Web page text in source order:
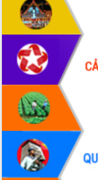
Lễ phát động chuỗi hoạt động chung
tay làm sạch môi trường
Xã Ea Kar bước chuyển mình trong
công tác cải cách hành chính mô hình
UBND tỉnh họp báo định kỳ tháng 4
năm 2026
Hội thảo khoa học “Giải pháp thúc đẩy
phát triển nền kinh tế xanh tại tỉnh
Đắk Lắk”
Tăng cường giám sát, đôn đốc thực
hiện nhiệm vụ quản lý tài sản công
hàng tuần
Tháo gỡ những vướng mắc, đẩy mạnh
công tác cải cách thủ tục hành chính
tại Trung tâm Phục vụ hành chính
công tỉnh